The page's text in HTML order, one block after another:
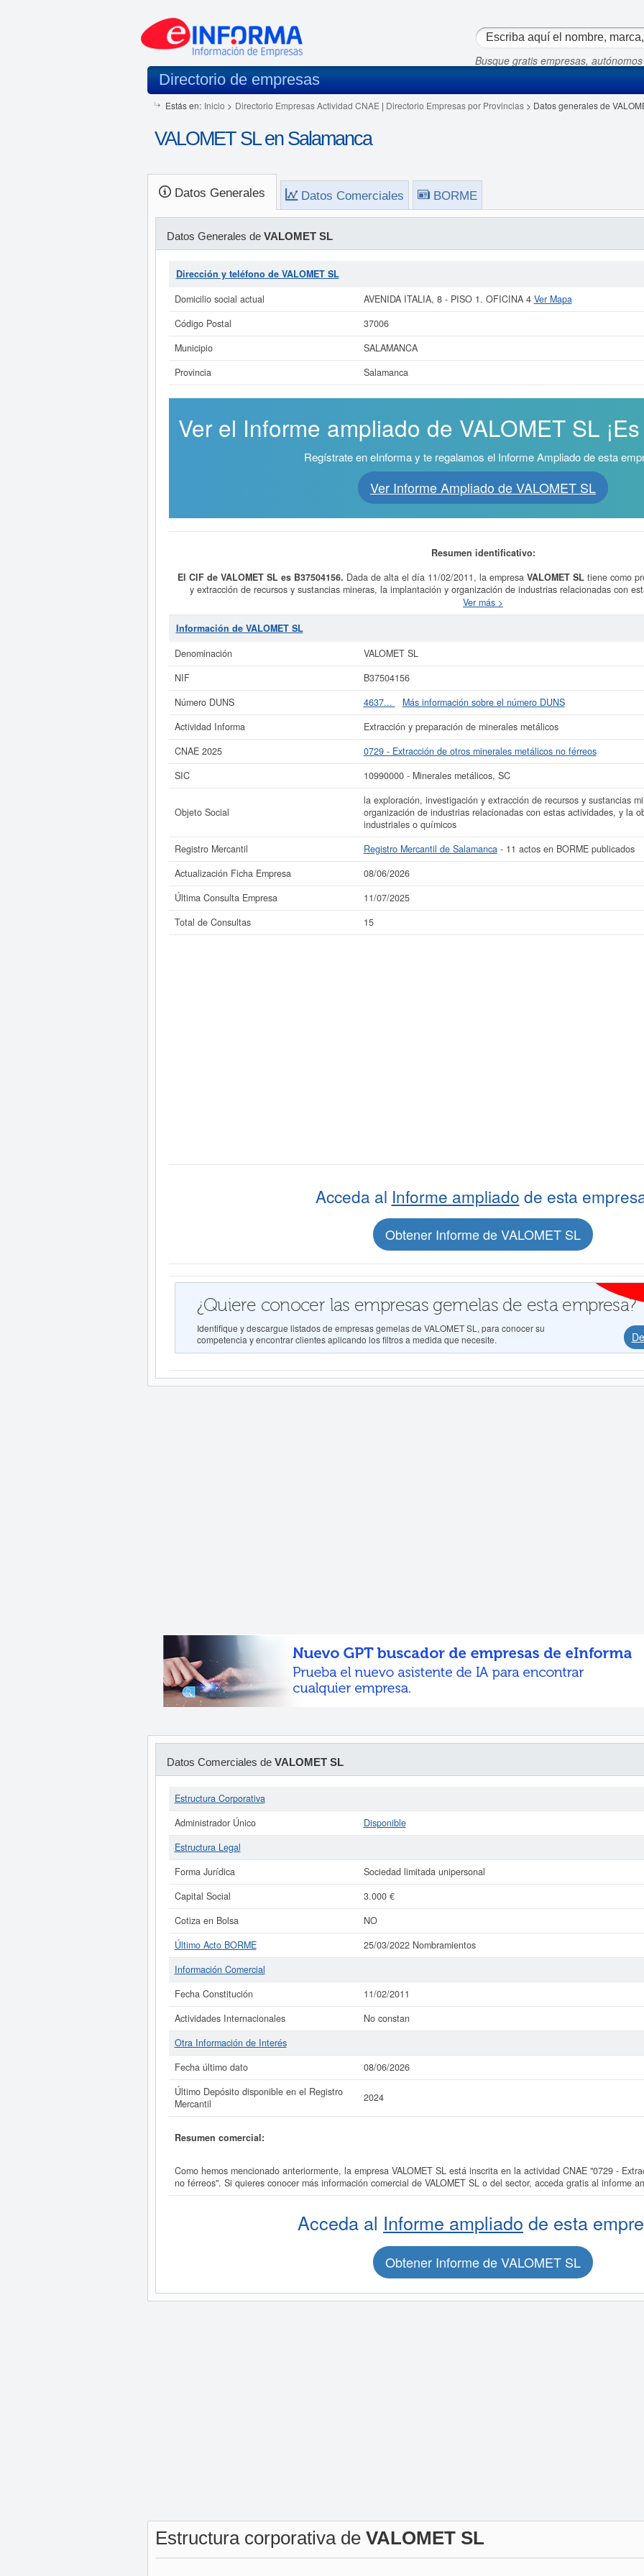
Busque gratis empresas,
Directorio de empresas
Estás en: Inicio > Directorio Empresas Actividad CNAE | Directorio Empresas por Provincias> Datos generales de
VALOMET SL en Salamanca
Datos Generales Datos Comerciales BORME
Datos Generales de VALOMET SL
Dirección y teléfono de VALOMET SL
Domicilio social actual
AVENIDA ITALIA, 8 - PISO 1. OFICINA 4 Ver Mapa
Código Postal
37006
Municipio
SALAMANCA
Provincia
Salamanca
Ver el Informe ampliado de VALOMET SL
Regístrate en eInforma y te regalamos el Informe Ampliado de esta
Ver Informe Ampliado de VALOMET SL
Resumen identificativo:
El CIF de VALOMET SL es B37504156. Dada de alta el día 11/02/2011, la empresa VALOMET SLtiene como
y extracción de recursos y sustancias mineras, la implantación y organización de industrias relacionadas con
productos mineros industriales o químicos. Su CNAE es 0729 - Extracción de otros minerales metálicos no
de la categoría SIC 10990000. La última consulta de esta empresa ha sido el 11/07/2025, acumulando un total
subvenciones a las que esta empresa puede aspirar, en esta web puede consultarlo. Esta compañia sitúa su
Si está interesado en conocer más datos de la empresa VALOMET SL puede
consultar los resultados de sus años de actividad, así como los balances y cuentas de
La última actualización del informe de empresa se ha realizado el 08/06/2026.
Ver más >
Información de VALOMET SL
Denominación
VALOMET SL
NIF
B37504156
Número DUNS
4637...
Más información sobre el número DUNS
Actividad Informa
Extracción y preparación de minerales metálicos
CNAE 2025
0729 - Extracción de otros minerales metálicos no férreos
SIC
10990000 - Minerales metálicos, SC
Objeto Social
la exploración, investigación y extracción de recursos y sustancias
organización de industrias relacionadas con estas actividades, y la
industriales o químicos
Registro Mercantil
Registro Mercantil de Salamanca- 11 actos en BORME publicados
Actualización Ficha Empresa
08/06/2026
Última Consulta Empresa
11/07/2025
Total de Consultas
15
Acceda al Informe ampliado de esta
Obtener Informe de VALOMET SL
¿Quiere conocer las empresas gemelas de esta empresa?
Identifique y descargue listados de empresas gemelas de VALOMET SL, para conocer su
competencia y encontrar clientes aplicando los filtros a medida que necesite.
Datos Comerciales de VALOMET SL
Estructura Corporativa
Administrador Único
Disponible
Estructura Legal
Forma Jurídica
Sociedad limitada unipersonal
Capital Social
3.000 €
Cotiza en Bolsa
NO
Último Acto BORME
25/03/2022 Nombramientos
Información Comercial
Fecha Constitución
11/02/2011
Actividades Internacionales
No constan
Otra Información de Interés
Fecha último dato
08/06/2026
Último Depósito disponible en el Registro
Mercantil
2024
Resumen comercial:
Como hemos mencionado anteriormente, la empresa VALOMET SL está inscrita en la actividad CNAE "0729 -
no férreos". Si quieres conocer más información comercial de VALOMET SL o del sector, acceda gratis al informe
Acceda al Informe ampliado de esta
Obtener Informe de VALOMET SL
Estructura corporativa de VALOMET SL